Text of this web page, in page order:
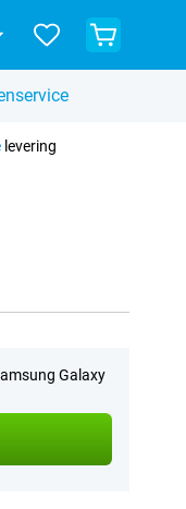
levering
Galaxy